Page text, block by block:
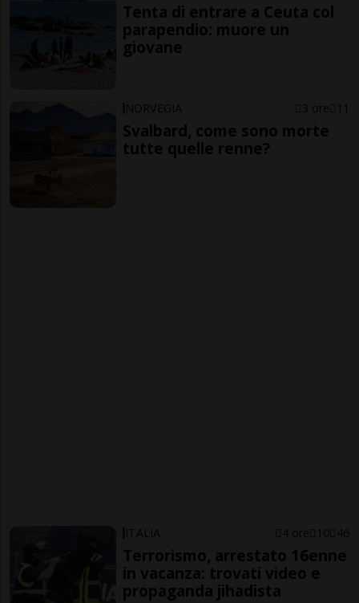
Tenta di entrare a Ceuta col
parapendio: muore un
giovane
NORVEGIA 3 ore 11
Svalbard, come sono morte
tutte quelle renne?
ITALIA 4 ore 10 46
Terrorismo, arrestato 16enne
in vacanza: trovati video e
propaganda jihadista